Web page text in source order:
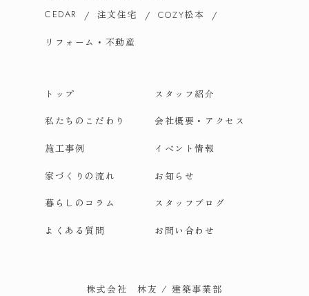
CEDAR
注文住宅 COZY松本
リフォーム・不動産
トップ スタッフ紹介
私たちのこだわり 会社概要・アクセス
施工事例 イベント情報
家づくりの流れ お知らせ
暮らしのコラム スタッフブログ
よくある質問 お問い合わせ
株式会社 林友 / 建築事業部